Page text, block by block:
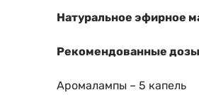
Натуральное эфирное
Рекомендованные
Аромалампы – 5 капель